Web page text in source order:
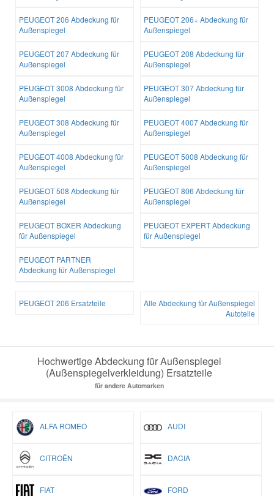
PEUGEOT 206 Abdeckung für
Außenspiegel
PEUGEOT 206+ Abdeckung für
Außenspiegel
PEUGEOT 207 Abdeckung für
Außenspiegel
PEUGEOT 208 Abdeckung für
Außenspiegel
PEUGEOT 3008 Abdeckung für
Außenspiegel
PEUGEOT 307 Abdeckung für
Außenspiegel
PEUGEOT 308 Abdeckung für
Außenspiegel
PEUGEOT 4007 Abdeckung für
Außenspiegel
PEUGEOT 4008 Abdeckung für
Außenspiegel
PEUGEOT 5008 Abdeckung für
Außenspiegel
PEUGEOT 508 Abdeckung für
Außenspiegel
PEUGEOT 806 Abdeckung für
Außenspiegel
PEUGEOT BOXER Abdeckung
für Außenspiegel
PEUGEOT EXPERT Abdeckung
für Außenspiegel
PEUGEOT PARTNER
Abdeckung für Außenspiegel
PEUGEOT 206 Ersatzteile
Alle Abdeckung für Außenspiegel
Autoteile
Hochwertige Abdeckung für Außenspiegel
(Außenspiegelverkleidung) Ersatzteile
für andere Automarken
ALFA ROMEO AUDI
CITROËN DACIA
FIAT FORD